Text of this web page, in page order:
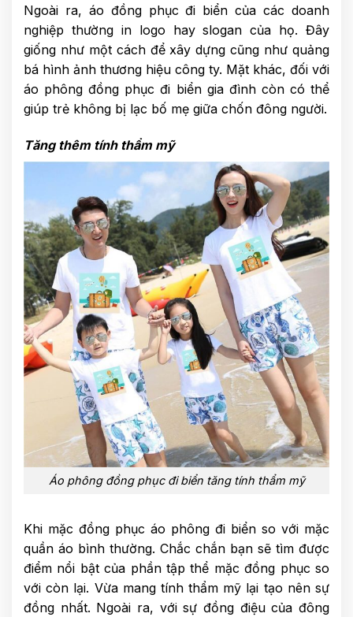
Ngoài ra, áo đồng phục đi biển của các doanh
nghiệp thường in logo hay slogan của họ. Đây
giống như một cách để xây dựng cũng như quảng
bá hình ảnh thương hiệu công ty. Mặt khác, đối với
áo phông đồng phục đi biển gia đình còn có thể
giúp trẻ không bị lạc bố mẹ giữa chốn đông người.
Tăng thêm tính thẩm mỹ
Áo phông đồng phục đi biển tăng tính thẩm mỹ
Khi mặc đồng phục áo phông đi biển so với mặc
quần áo bình thường. Chắc chắn bạn sẽ tìm được
điểm nổi bật của phần tập thể mặc đồng phục so
với còn lại. Vừa mang tính thẩm mỹ lại tạo nên sự
đồng nhất. Ngoài ra, với sự đồng điệu của đông